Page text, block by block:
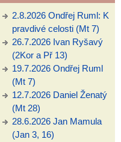
2.8.2026 Ondřej Ruml: K
pravdivé celosti (Mt 7)
26.7.2026 Ivan Ryšavý
(2Kor a Př 13)
19.7.2026 Ondřej Ruml
(Mt 7)
12.7.2026 Daniel Ženatý
(Mt 28)
28.6.2026 Jan Mamula
(Jan 3, 16)